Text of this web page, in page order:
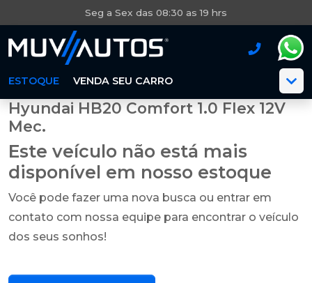
Seg a Sex das 08:30 as 19 hrs
ESTOQUE VENDA SEU CARRO
Hyundai HB20 Comfort 1.0 Flex 12V
Mec.
Este veículo não está mais
disponível em nosso estoque
Você pode fazer uma nova busca ou entrar em
contato com nossa equipe para encontrar o veículo
dos seus sonhos!